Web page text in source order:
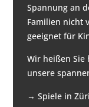
Spannung an
Familien nicht
geeignet für
Wir heißen
unsere
→Spiele in